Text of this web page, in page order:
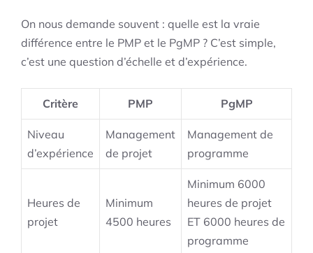
On nous demande souvent : quelle est la vraie
différence entre le PMP et le PgMP ? C’est simple,
c’est une question d’échelle et d’expérience.
Critère PMP PgMP
Niveau
d’expérience
Management
de projet
Management de
programme
Heures de
projet
Minimum
4500 heures
Minimum 6000
heures de projet
ET 6000 heures de
programme